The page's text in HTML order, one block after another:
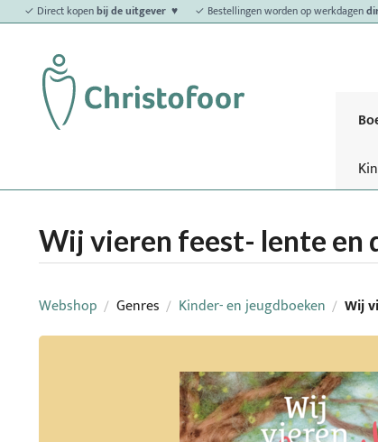
✓ Direct kopenbij de uitgever ♥ ✓ Bestellingen worden op werkdagen
Wij vieren feest- lente en
Webshop / Genres / Kinder- en jeugdboeken / Wij